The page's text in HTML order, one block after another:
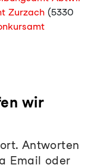
Zurzach (5330
wir
Antworten
Email oder